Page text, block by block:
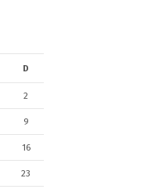
D
2
9
16
23